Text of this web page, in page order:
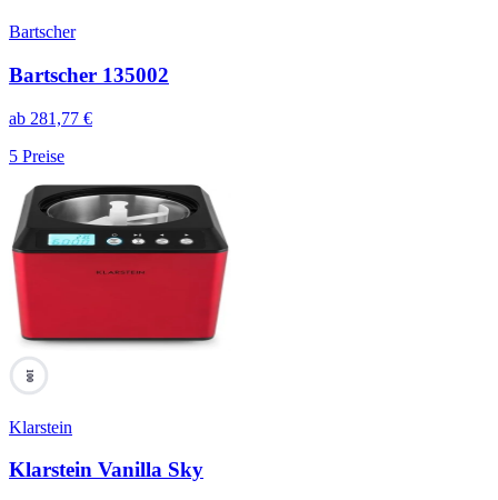
Bartscher
Bartscher 135002
ab 281,77 €
5 Preise
100
Klarstein
Klarstein Vanilla Sky